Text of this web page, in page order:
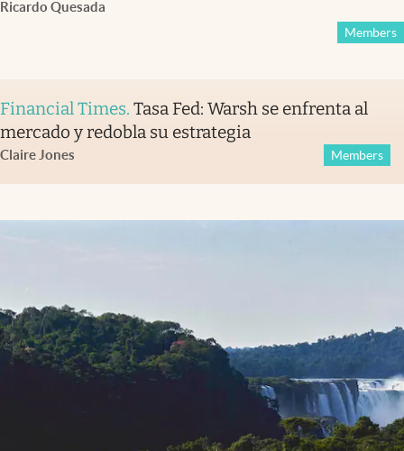
Ricardo Quesada
Members
Financial Times. Tasa Fed: Warsh se enfrenta al
mercado y redobla su estrategia
Claire Jones Members